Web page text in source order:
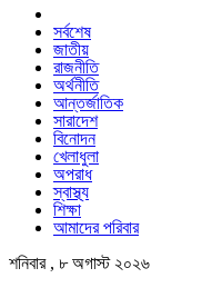
সর্বশেষ
জাতীয়
রাজনীতি
অর্থনীতি
আন্তর্জাতিক
সারাদেশ
বিনোদন
খেলাধুলা
অপরাধ
স্বাস্থ্য
শিক্ষা
আমাদের পরিবার
শনিবার , ৮ অগাস্ট ২০২৬